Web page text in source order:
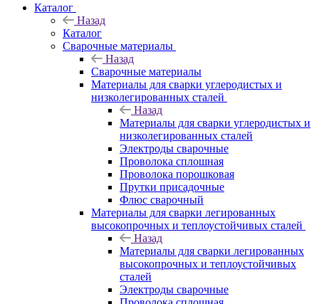
Каталог
Назад
Каталог
Сварочные материалы
Назад
Сварочные материалы
Материалы для сварки углеродистых и
низколегированных сталей
Назад
Материалы для сварки углеродистых и
низколегированных сталей
Электроды сварочные
Проволока сплошная
Проволока порошковая
Прутки присадочные
Флюс сварочный
Материалы для сварки легированных
высокопрочных и теплоустойчивых сталей
Назад
Материалы для сварки легированных
высокопрочных и теплоустойчивых
сталей
Электроды сварочные